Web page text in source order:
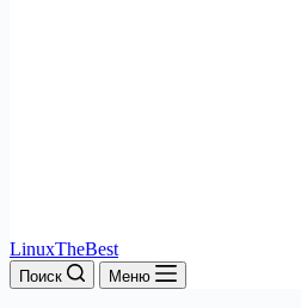
LinuxTheBest
Поиск Меню